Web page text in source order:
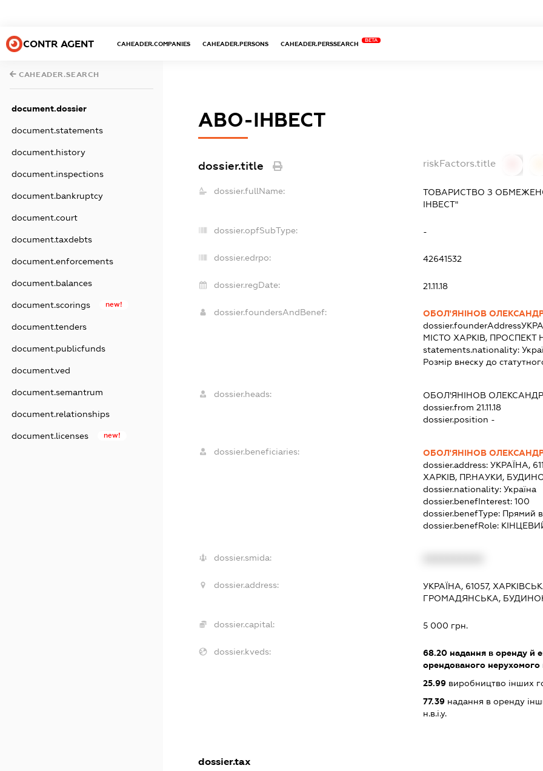
CONTR AGENT CAHEADER.COMPANIES CAHEADER.PERSONS CAHEADER.PERSSEARCH
BETA
CAHEADER.SEARCH
document.dossier
document.statements
document.history
document.inspections
document.bankruptcy
document.court
document.taxdebts
document.enforcements
document.balances
document.scorings new!
document.tenders
document.publicfunds
document.ved
document.semantrum
document.relationships
document.licenses new!
АВО-ІНВЕСТ
dossier.title riskFactors.title
dossier.fullName:
ТОВАРИСТВО З
ІНВЕСТ"
dossier.opfSubType: -
dossier.edrpo: 42641532
dossier.regDate: 21.11.18
dossier.foundersAndBenef:
ОБОЛ'ЯНІНОВ
dossier.founderAddress
МІСТО ХАРКІВ,
statements.nationality:
Розмір внеску до
dossier.heads: ОБОЛ'ЯНІНОВ
dossier.from 21.11.18
dossier.position -
dossier.beneficiaries:
ОБОЛ'ЯНІНОВ
dossier.address: УКРАЇНА,
ХАРКІВ, ПР.НАУКИ,
dossier.nationality: Україна
dossier.benefInterest: 100
dossier.benefType: Прямий
dossier.benefRole:
dossier.smida:
dossier.address:
УКРАЇНА, 61057,
ГРОМАДЯНСЬКА, БУДИНОК
dossier.capital: 5 000 грн.
dossier.kveds: 68.20надання в оренду й
орендованого нерухомого
25.99виробництво інших
77.39надання в оренду
н.в.і.у.
dossier.tax